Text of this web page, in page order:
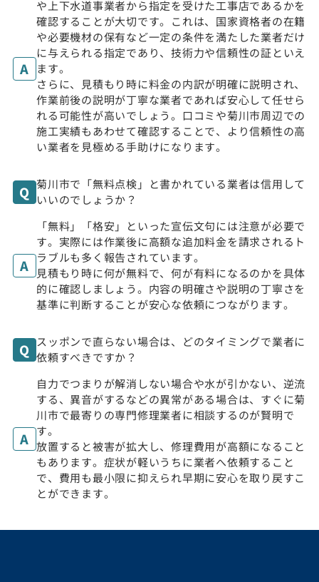
や上下水道事業者から指定を受けた工事店であるかを
確認することが大切です。これは、国家資格者の在籍
や必要機材の保有など一定の条件を満たした業者だけ
に与えられる指定であり、技術力や信頼性の証といえ
ます。
さらに、見積もり時に料金の内訳が明確に説明され、
作業前後の説明が丁寧な業者であれば安心して任せら
れる可能性が高いでしょう。口コミや菊川市周辺での
施工実績もあわせて確認することで、より信頼性の高
い業者を見極める手助けになります。
菊川市で「無料点検」と書かれている業者は信用して
いいのでしょうか？
「無料」「格安」といった宣伝文句には注意が必要で
す。実際には作業後に高額な追加料金を請求されるト
ラブルも多く報告されています。
見積もり時に何が無料で、何が有料になるのかを具体
的に確認しましょう。内容の明確さや説明の丁寧さを
基準に判断することが安心な依頼につながります。
スッポンで直らない場合は、どのタイミングで業者に
依頼すべきですか？
自力でつまりが解消しない場合や水が引かない、逆流
する、異音がするなどの異常がある場合は、すぐに菊
川市で最寄りの専門修理業者に相談するのが賢明で
す。
放置すると被害が拡大し、修理費用が高額になること
もあります。症状が軽いうちに業者へ依頼すること
で、費用も最小限に抑えられ早期に安心を取り戻すこ
とができます。